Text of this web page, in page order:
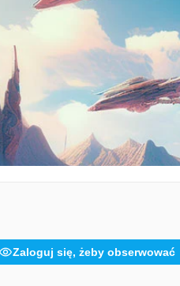
Zaloguj się, żeby obserwować